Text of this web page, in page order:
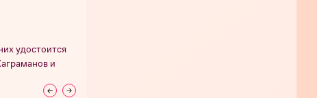
удостоится
и